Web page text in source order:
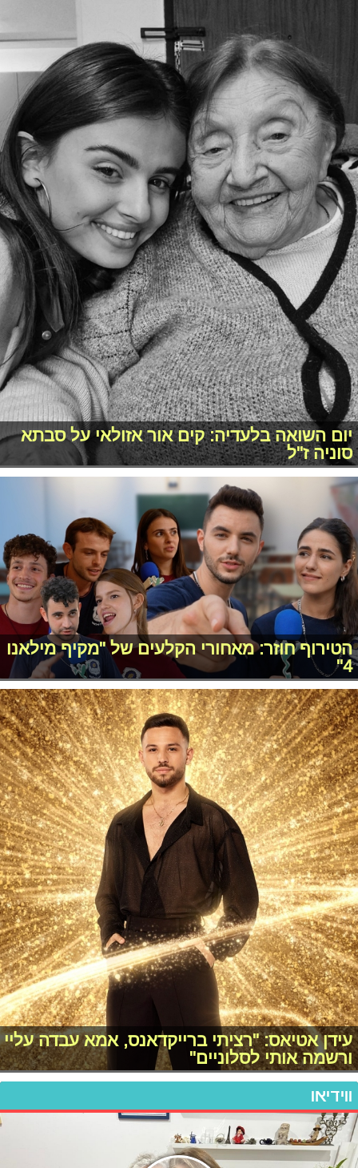
יום השואה בלעדיה: קים אור אזולאי על סבתא
סוניה ז"ל
הטירוף חוזר: מאחורי הקלעים של "מקיף מילאנו
4"
עידן אטיאס: "רציתי ברייקדאנס, אמא עבדה עליי
ורשמה אותי לסלוניים"
ווידיאו